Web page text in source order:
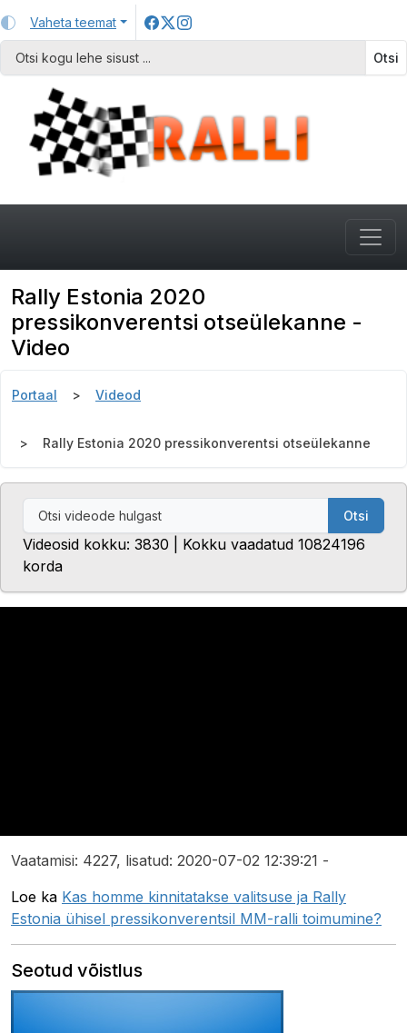
Vaheta teemat
Otsi
Rally Estonia 2020
pressikonverentsi otseülekanne -
Video
Portaal Videod
Rally Estonia 2020 pressikonverentsi otseülekanne
Otsi
Videosid kokku: 3830 | Kokku vaadatud 10824196
korda
Vaatamisi: 4227, lisatud: 2020-07-02 12:39:21 -
Loe ka Kas homme kinnitatakse valitsuse ja Rally
Estonia ühisel pressikonverentsil MM-ralli toimumine?
Seotud võistlus